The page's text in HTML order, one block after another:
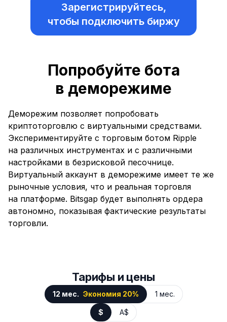
Зарегистрируйтесь,
чтобы подключить биржу
Попробуйте бота
в деморежиме
Деморежим позволяет попробовать
криптоторговлю с виртуальными средствами.
Экспериментируйте с торговым ботом Ripple
на различных инструментах и с различными
настройками в безрисковой песочнице.
Виртуальный аккаунт в деморежиме имеет те же
рыночные условия, что и реальная торговля
на платформе. Bitsgap будет выполнять ордера
автономно, показывая фактические результаты
торговли.
Тарифы и цены
12 мес. Экономия 20% 1 мес.
$ A$